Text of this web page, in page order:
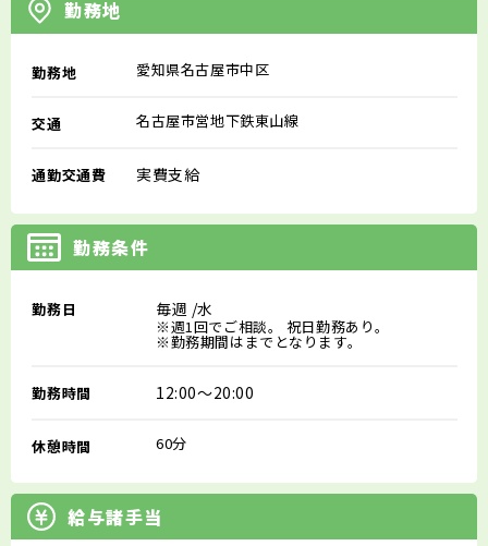
勤務地
勤務地 愛知県名古屋市中区
交通 名古屋市営地下鉄東山線
通勤交通費 実費支給
勤務条件
勤務日 毎週 /水
※週1回でご相談。 祝日勤務あり。
※勤務期間はまでとなります。
勤務時間 12:00～20:00
休憩時間 60分
給与諸手当